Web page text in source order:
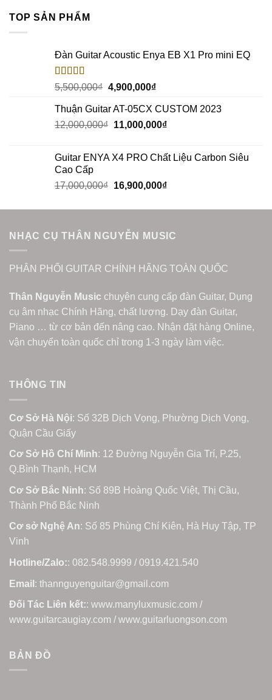
TOP SẢN PHẨM
Đàn Guitar Acoustic Enya EB X1 Pro mini EQ
Rated5.00
out of 5
5,500,000₫ 4,900,000₫
Thuận Guitar AT-05CX CUSTOM 2023
12,000,000₫ 11,000,000₫
Guitar ENYA X4 PRO Chất Liệu Carbon Siêu
Cao Cấp
17,000,000₫ 16,900,000₫
NHẠC CỤ THÂN NGUYỄN MUSIC
PHÂN PHỐI GUITAR CHÍNH HÃNG TOÀN QUỐC
Thân Nguyễn Music chuyên cung cấp đàn Guitar, Dụng
cụ âm nhạc Chính Hãng, chất lượng. Dạy đàn Guitar,
Piano … từ cơ bản đến nâng cao. Nhận đặt hàng Online,
vận chuyển toàn quốc chỉ trong 1-3 ngày làm việc.
THÔNG TIN
Cơ Sở Hà Nội: Số 32B Dịch Vọng, Phường Dịch Vọng,
Quận Cầu Giấy
Cơ Sở Hồ Chí Minh: 12 Đường Nguyễn Gia Trí, P.25,
Q.Bình Thạnh, HCM
Cơ Sở Bắc Ninh: Số 89B Hoàng Quốc Việt, Thị Cầu,
Thành Phố Bắc Ninh
Cơ sở Nghệ An: Số 85 Phùng Chí Kiên, Hà Huy Tập, TP
Vinh
Hotline/Zalo:: 082.548.9999 / 0919.421.540
Email : thannguyenguitar@gmail.com
Đối Tác Liên kết:: www.manyluxmusic.com /
www.guitarcaugiay.com / www.guitarluongson.com
BẢN ĐỒ